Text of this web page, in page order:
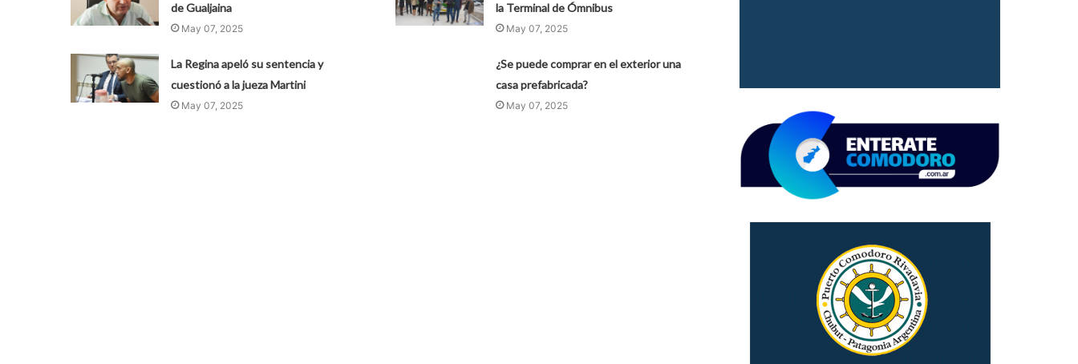
de Gualjaina
May 07, 2025
la Terminal de Ómnibus
May 07, 2025
La Regina apeló su sentencia y
cuestionó a la jueza Martini
May 07, 2025
¿Se puede comprar en el exterior una
casa prefabricada?
May 07, 2025